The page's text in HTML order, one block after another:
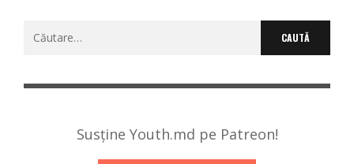
Susține Youth.md pe Patreon!